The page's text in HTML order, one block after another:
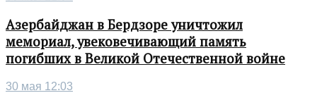
Азербайджан в Бердзоре уничтожил
мемориал, увековечивающий память
погибших в Великой Отечественной войне
30 мая 12:03